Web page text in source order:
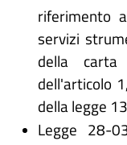
riferimento
servizi
della
dell'articolo
della legge
Legge 28-